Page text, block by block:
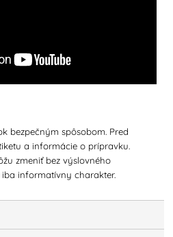
bezpečným spôsobom. Pred
a informácie o prípravku.
zmeniť bez výslovného
informatívny charakter.